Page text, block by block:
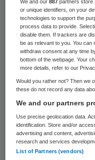
de diverse
zorgkosten. Die
8500 euro per
Vektis in
Nederland (ZN).
Een eenduidige
kostenverschillen
veronderstelling
wijkverpleging
automatisch leidt
We and our887 partners store
or unique identifiers, on your
technologies to support the
process data to provide.
disable them. If trackers are
be as relevant to you. You
withdraw consent at any time
bottom of the webpage. Your
more details, refer to our
Would you rather not? Then we
these do not record any data
We and our partners
Use precise geolocation data.
identification. Store and/or
advertising and content,
research and services
List of Partners (vendors)